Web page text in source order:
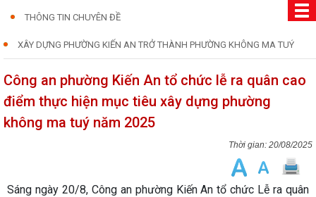
THÔNG TIN CHUYÊN ĐỀ
XÂY DỰNG PHƯỜNG KIẾN AN TRỞ THÀNH PHƯỜNG KHÔNG MA TUÝ
Công an phường Kiến An tổ chức lễ ra quân cao
điểm thực hiện mục tiêu xây dựng phường
không ma tuý năm 2025
20/08/2025
Sáng ngày 20/8, Công an phường Kiến An tổ chức Lễ ra quân